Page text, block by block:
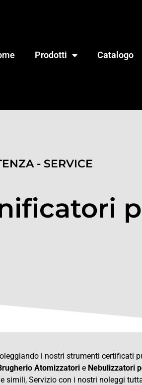
Prodotti Catalogo
- SERVICE
i nostri strumenti certificati
Atomizzatori e Nebulizzatori
simili, Servizio con i nostri noleggi